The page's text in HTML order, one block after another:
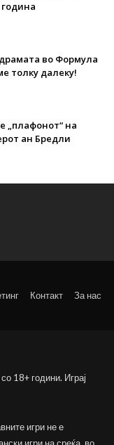
во Формула
толку далеку!
„плафонот“ на
ан Бредли
Контакт За нас
18+ години. Играј
игри не е
игри на среќа, во